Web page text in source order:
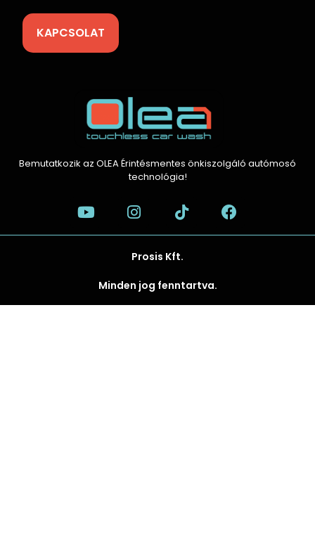
Bemutatkozik az OLEA Érintésmentes önkiszolgáló autómosó
technológia!
KAPCSOLAT
Minden jog fenntartva.
Prosis Kft.